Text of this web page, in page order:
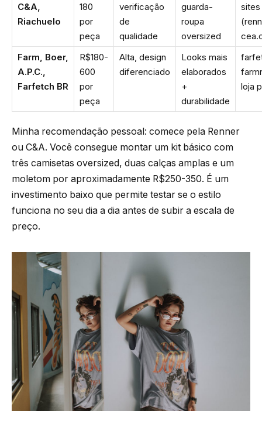
C&A,
Riachuelo
180
por
peça
verificação
de
qualidade
guarda-
roupa
oversized
sites
Farm, Boer,
A.P.C.,
Farfetch BR
R$180-
600
por
peça
Alta, design
diferenciado
Looks mais
elaborados
+
durabilidade
loja
Minha recomendação pessoal: comece pela Renner
ou C&A. Você consegue montar um kit básico com
três camisetas oversized, duas calças amplas e um
moletom por aproximadamente R$250-350. É um
investimento baixo que permite testar se o estilo
funciona no seu dia a dia antes de subir a escala de
preço.